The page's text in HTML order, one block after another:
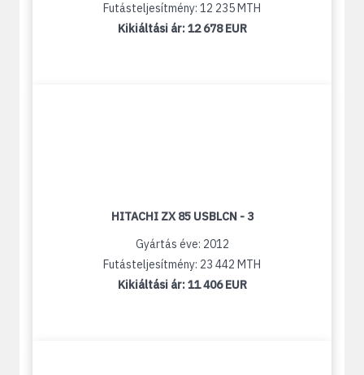
Futásteljesítmény: 12 235 MTH
Kikiáltási ár:12 678 EUR
HITACHI ZX 85 USBLCN - 3
Gyártás éve: 2012
Futásteljesítmény: 23 442 MTH
Kikiáltási ár:11 406 EUR